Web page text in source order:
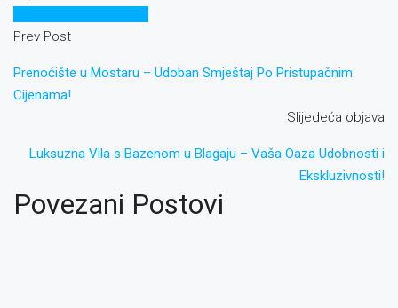
Prev Post
Prenoćište u Mostaru – Udoban Smještaj Po Pristupačnim
Cijenama!
Slijedeća objava
Luksuzna Vila s Bazenom u Blagaju – Vaša Oaza Udobnosti i
Ekskluzivnosti!
Povezani Postovi